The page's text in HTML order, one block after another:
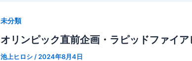
未分類
オリンピック直前企画・ラピッドファイ
池上ヒロシ / 2024年8月4日